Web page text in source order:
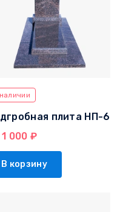
плита НП-6
000 ₽
В корзину